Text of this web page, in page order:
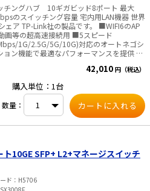
チングハブ 10ギガビッド8ポート 最大
のスイッチング容量 宅内用LAN機器 世界
ア TP-Link社の製品です。 ■WIFI6のAP
画等の超高速接続用 ■5スピード
1G/2.5G/5G/10G)対応のオートネゴシ
ョン機能で最適なパフォーマンスを提供 ■
体と放熱設計にて0～50℃の温度環境で使
ート 伝送速
1Gbps/2.5Gbps/5Gbps/10Gbps 消
:最大:31.2 W 寸法:294×180×44 mm 筐体:
マウントキット ゴム足 認証:CE, FCC
仕様、外観は予告なく変更する場合があり
新仕様の商品への移行中は、新・旧異なる
42,010 円（税込）
購入単位：1台
数量：
10GE SFP+ L2+マネージスイッチ
ド
H5706